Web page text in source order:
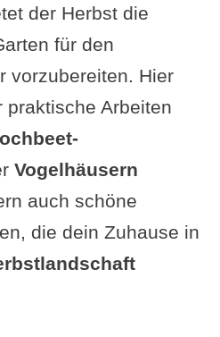
selber
aus
und Werkzeuge
eine Ast-Galerie
mit Ästen –
der Herbst die
für den
vorzubereiten. Hier
praktische Arbeiten
Vogelhäusern
auch schöne
die dein Zuhause in